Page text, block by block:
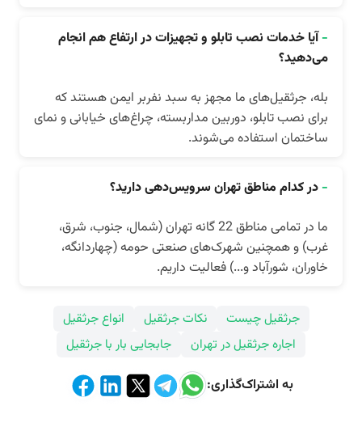
-آیا خدمات نصب تابلو و تجهیزات در ارتفاع هم انجام
می‌دهید؟
بله، جرثقیل‌های ما مجهز به سبد نفربر ایمن هستند که
برای نصب تابلو، دوربین مداربسته، چراغ‌های خیابانی و نمای
ساختمان استفاده می‌شوند.
-در کدام مناطق تهران سرویس‌دهی دارید؟
ما در تمامی مناطق 22 گانه تهران (شمال، جنوب، شرق،
غرب) و همچنین شهرک‌های صنعتی حومه (چهاردانگه،
خاوران، شورآباد و...) فعالیت داریم.
جرثقیل چیست نکات جرثقیل
انواع جرثقیل
اجاره جرثقیل در تهران
جابجایی بار با جرثقیل
به اشتراک‌گذاری: